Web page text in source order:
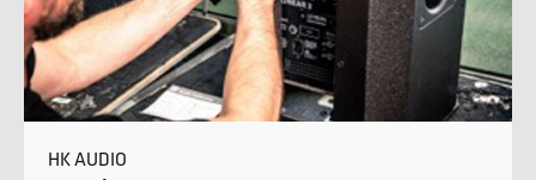
HK AUDIO